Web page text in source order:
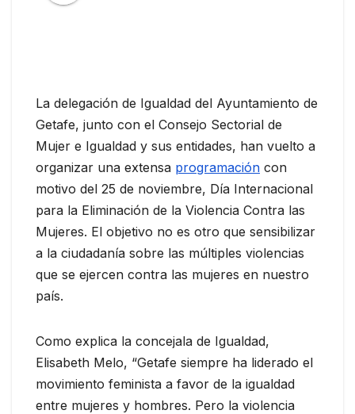
La delegación de Igualdad del Ayuntamiento de
Getafe, junto con el Consejo Sectorial de
Mujer e Igualdad y sus entidades, han vuelto a
organizar una extensa programación con
motivo del 25 de noviembre, Día Internacional
para la Eliminación de la Violencia Contra las
Mujeres. El objetivo no es otro que sensibilizar
a la ciudadanía sobre las múltiples violencias
que se ejercen contra las mujeres en nuestro
país.
Como explica la concejala de Igualdad,
Elisabeth Melo, “Getafe siempre ha liderado el
movimiento feminista a favor de la igualdad
entre mujeres y hombres. Pero la violencia